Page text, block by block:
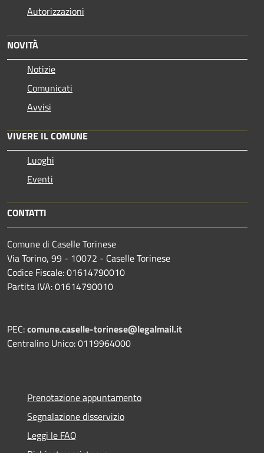
Autorizzazioni
NOVITÀ
Notizie
Comunicati
Avvisi
VIVERE IL COMUNE
Luoghi
Eventi
CONTATTI
Comune di Caselle Torinese
Via Torino, 99 - 10072 - Caselle Torinese
Codice Fiscale: 01614790010
Partita IVA: 01614790010
PEC:comune.caselle-torinese@legalmail.it
Centralino Unico: 0119964000
Prenotazione appuntamento
Segnalazione disservizio
Leggi le FAQ